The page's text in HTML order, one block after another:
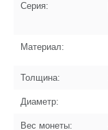
Серия:
Материал:
Толщина:
Диаметр:
Вес монеты: